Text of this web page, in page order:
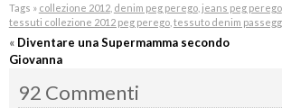
Tags » collezione 2012, denim peg perego, jeans peg perego,
tessuti collezione 2012 peg perego, tessuto denim
« Diventare una Supermamma secondo
Giovanna
92 Commenti